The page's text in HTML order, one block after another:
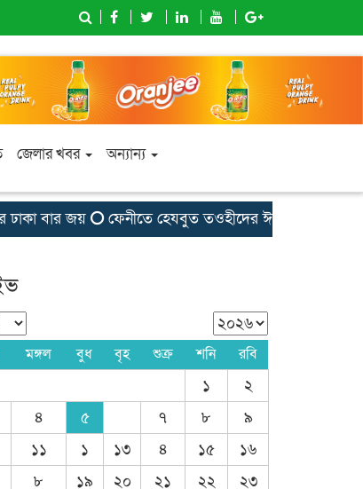
জেলার খবর অন্যান্য
বার জয় ফেনীতে হেযবুত তওহীদের ঈদ পুনর্মিলনী ও কর্মী
মঙ্গল বুধ বৃহ শুক্র শনি রবি
১
২
৪ ৫ ৭ ৮
৯
১১ ১ ১৩ ৪ ১৫
১৬
৮ ১৯ ২০ ২১ ২২
২৩